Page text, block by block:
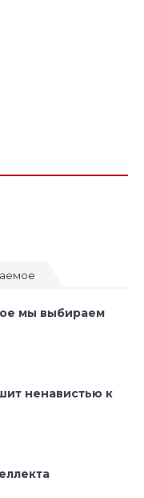
мы выбираем
ненавистью к